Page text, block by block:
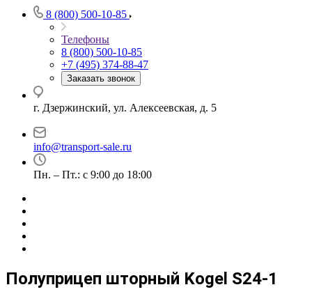
8 (800) 500-10-85
Телефоны
8 (800) 500-10-85
+7 (495) 374-88-47
Заказать звонок
г. Дзержинский, ул. Алексеевская, д. 5
info@transport-sale.ru
Пн. – Пт.: с 9:00 до 18:00
Полуприцеп шторный Kogel S24-1